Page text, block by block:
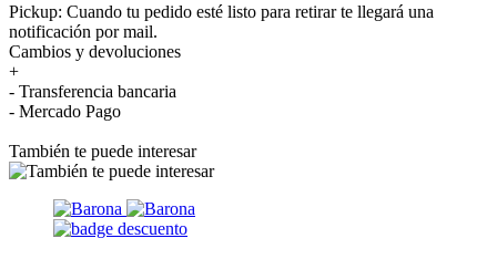
Pickup: Cuando tu pedido esté listo para retirar te llegará una
notificación por mail.
Cambios y devoluciones
+
- Transferencia bancaria
- Mercado Pago
También te puede interesar